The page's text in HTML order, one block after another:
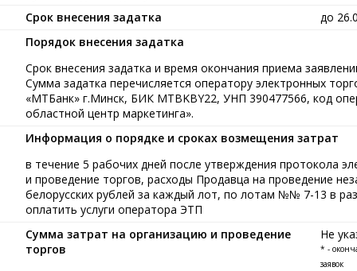
Срок внесения задатка
до
Порядок внесения задатка
Срок внесения задатка и время окончания приема
Сумма задатка перечисляется оператору электронных
«МТБанк» г.Минск, БИК MTBKBY22, УНП 390477566, код
областной центр маркетинга».
Информация о порядке и сроках возмещения затрат
в течение 5 рабочих дней после утверждения протокола
и проведение торгов, расходы Продавца на проведение
белорусских рублей за каждый лот, по лотам №№ 7-13 в
оплатить услуги оператора ЭТП
Сумма затрат на организацию и проведение
торгов
Не
* -
заявок